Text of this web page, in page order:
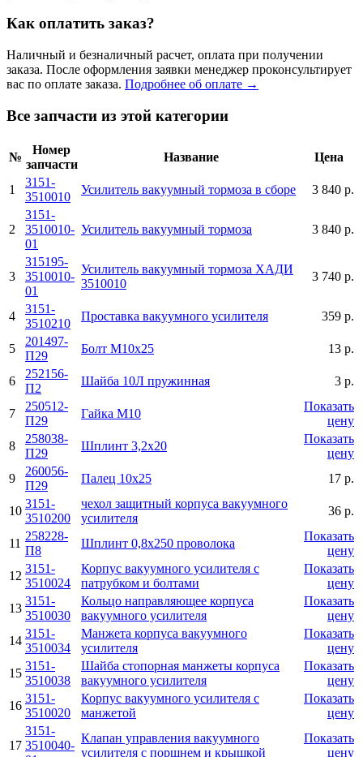
Как оплатить заказ?
Наличный и безналичный расчет, оплата при получении
заказа. После оформления заявки менеджер проконсультирует
вас по оплате заказа. Подробнее об оплате →
Все запчасти из этой категории
№
Номер
запчасти
Название Цена
1
3151-
3510010
Усилитель вакуумный тормоза в сборе 3 840 р.
2
3151-
3510010-
01
Усилитель вакуумный тормоза 3 840 р.
3
315195-
3510010-
01
Усилитель вакуумный тормоза ХАДИ
3510010
3 740 р.
4
3151-
3510210
Проставка вакуумного усилителя 359 р.
5
201497-
П29
Болт М10х25 13 р.
6
252156-
П2
Шайба 10Л пружинная 3 р.
7
250512-
П29
Гайка М10
Показать
цену
8
258038-
П29
Шплинт 3,2х20
Показать
цену
9
260056-
П29
Палец 10х25 17 р.
10
3151-
3510200
чехол защитный корпуса вакуумного
усилителя
36 р.
11
258228-
П8
Шплинт 0,8х250 проволока
Показать
цену
12
3151-
3510024
Корпус вакуумного усилителя с
патрубком и болтами
Показать
цену
13
3151-
3510030
Кольцо направляющее корпуса
вакуумного усилителя
Показать
цену
14
3151-
3510034
Манжета корпуса вакуумного
усилителя
Показать
цену
15
3151-
3510038
Шайба стопорная манжеты корпуса
вакуумного усилителя
Показать
цену
16
3151-
3510020
Корпус вакуумного усилителя с
манжетой
Показать
цену
17
3151-
3510040-
Клапан управления вакуумного
усилителя с поршнем и крышкой
Показать
цену